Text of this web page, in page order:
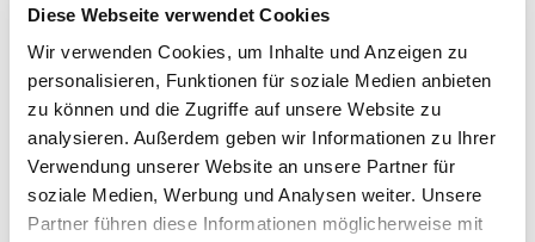
Diese Webseite verwendet Cookies
Wir verwenden Cookies, um Inhalte und Anzeigen zu
personalisieren, Funktionen für soziale Medien anbieten
zu können und die Zugriffe auf unsere Website zu
analysieren. Außerdem geben wir Informationen zu Ihrer
Verwendung unserer Website an unsere Partner für
soziale Medien, Werbung und Analysen weiter. Unsere
Partner führen diese Informationen möglicherweise mit
leichten Massageeffekt beim Tragen bescheren. Im
Fußsohle.
Verwendungsmöglichkeiten für Zimttreter Les Tôngs
Les Tôngs JUNCUS-V Karafuru
Die Zehentrenner mit Zimt dienen im Alltag als Ersatz für
klassische Flip Flops. Im Sommer an heißen Tagen suchen
viele Menschen einen passenden Schuh, welcher die